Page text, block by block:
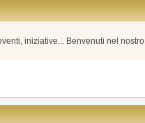
iniziative... Benvenuti nel nostro